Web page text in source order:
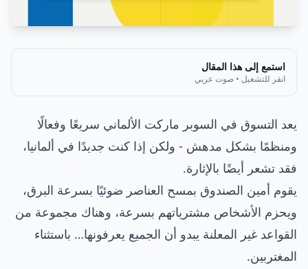
استمع إلى هذا المقال
انقر للتشغيل • صوت عربي
يعد التسوق في السوبر ماركت الألماني سريعًا وفعالًا
ومنظمًا بشكل مدهش - ولكن إذا كنت جديدًا في ألمانيا،
فقد تشعر أيضًا بالإثارة.
يقوم أمين الصندوق بمسح العناصر ضوئيًا بسرعة البرق،
ويحزم الأشخاص مشترياتهم بسرعة، وهناك مجموعة من
القواعد غير المعلنة يبدو أن الجميع يعرفونها… باستثناء
المغتربين.